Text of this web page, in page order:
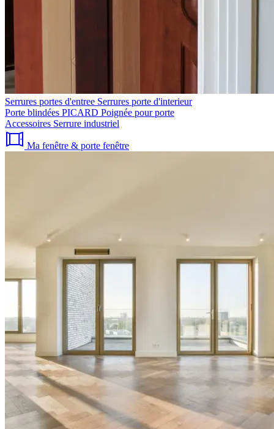
Serrures portes d'entree Serrures porte d'interieur
Porte blindées PICARD Poignée pour porte
Accessoires Serrure industriel
Ma fenêtre & porte fenêtre